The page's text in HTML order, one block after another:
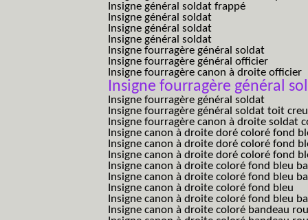
Insigne général soldat frappé
Insigne général soldat
Insigne général soldat
Insigne général soldat
Insigne fourragère général soldat
Insigne fourragère général officier
Insigne fourragère canon à droite officier
Insigne fourragère général
Insigne fourragère général soldat
Insigne fourragère général soldat toit
Insigne fourragère canon à droite soldat
Insigne canon à droite doré coloré fond
Insigne canon à droite doré coloré fond
Insigne canon à droite doré coloré fond
Insigne canon à droite coloré fond bleu
Insigne canon à droite coloré fond bleu
Insigne canon à droite coloré fond bleu
Insigne canon à droite coloré fond bleu
Insigne canon à droite coloré bandeau